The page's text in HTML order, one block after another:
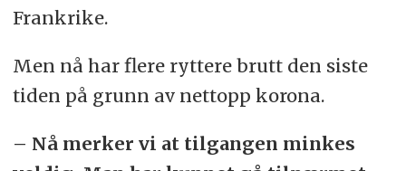
Frankrike.
Men nå har flere ryttere brutt den siste
tiden på grunn av nettopp korona.
– Nå merker vi at tilgangen minkes